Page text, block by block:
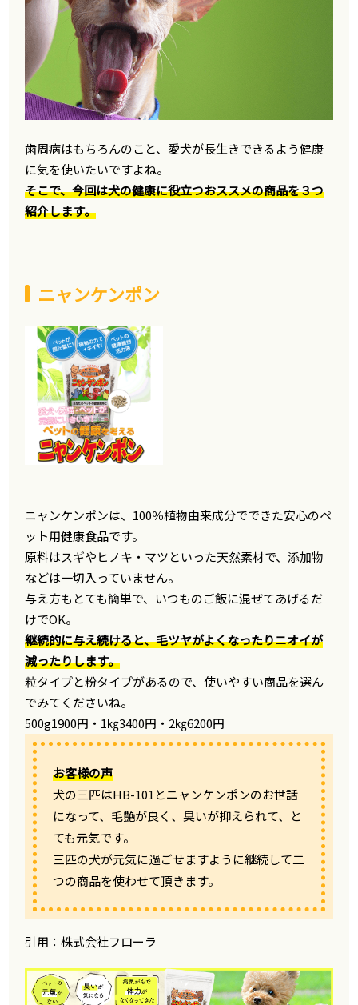
歯周病はもちろんのこと、愛犬が長生きできるよう健康
に気を使いたいですよね。
そこで、今回は犬の健康に役立つおススメの商品を３つ
紹介します。
ニャンケンポン
ニャンケンポンは、100％植物由来成分でできた安心のペ
ット用健康食品です。
原料はスギやヒノキ・マツといった天然素材で、添加物
などは一切入っていません。
与え方もとても簡単で、いつものご飯に混ぜてあげるだ
けでOK。
継続的に与え続けると、毛ツヤがよくなったりニオイが
減ったりします。
粒タイプと粉タイプがあるので、使いやすい商品を選ん
でみてくださいね。
500g1900円・1㎏3400円・2㎏6200円
お客様の声
犬の三匹はHB-101とニャンケンポンのお世話
になって、毛艶が良く、臭いが抑えられて、と
ても元気です。
三匹の犬が元気に過ごせますように継続して二
つの商品を使わせて頂きます。
引用：株式会社フローラ